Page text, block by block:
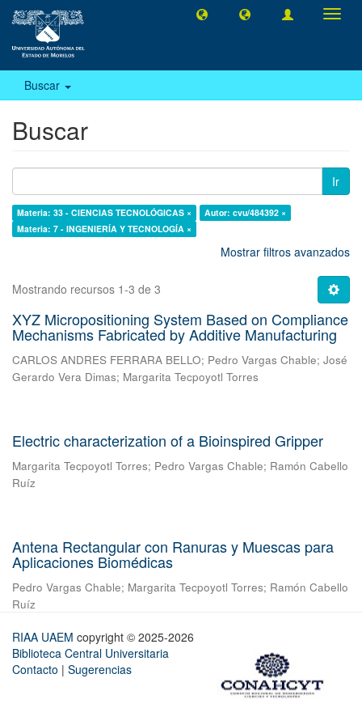
Buscar
Buscar
Ir
Materia: 33 - CIENCIAS TECNOLÓGICAS ×
Autor: cvu/484392 ×
Materia: 7 - INGENIERÍA Y TECNOLOGÍA ×
Mostrar filtros avanzados
Mostrando recursos 1-3 de 3
XYZ Micropositioning System Based on Compliance
Mechanisms Fabricated by Additive Manufacturing
CARLOS ANDRES FERRARA BELLO; Pedro Vargas Chable; José
Gerardo Vera Dimas; Margarita Tecpoyotl Torres
Electric characterization of a Bioinspired Gripper
Margarita Tecpoyotl Torres; Pedro Vargas Chable; Ramón Cabello
Ruíz
Antena Rectangular con Ranuras y Muescas para
Aplicaciones Biomédicas
Pedro Vargas Chable; Margarita Tecpoyotl Torres; Ramón Cabello
Ruíz
RIAA UAEM copyright © 2025-2026
Biblioteca Central Universitaria
Contacto | Sugerencias